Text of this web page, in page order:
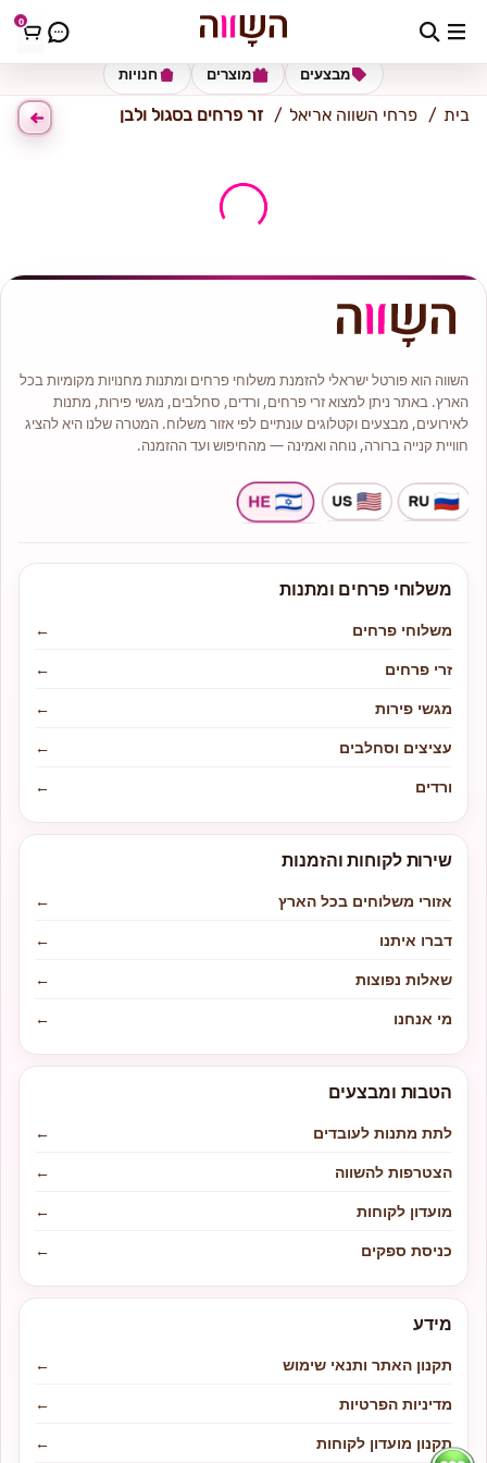
0 כתובת למשלוח הזינו כתובת
חנויות מוצרים מבצעים
בית פרחי השווה אריאל זר פרחים בסגול ולבן
השווה הוא פורטל ישראלי להזמנת משלוחי פרחים ומתנות מחנויות מקומיות בכל
הארץ. באתר ניתן למצוא זרי פרחים, ורדים, סחלבים, מגשי פירות, מתנות
לאירועים, מבצעים וקטלוגים עונתיים לפי אזור משלוח. המטרה שלנו היא להציג
חוויית קנייה ברורה, נוחה ואמינה — מהחיפוש ועד ההזמנה.
משלוחי פרחים ומתנות
משלוחי פרחים
←
זרי פרחים
←
מגשי פירות
←
עציצים וסחלבים
←
ורדים
←
שירות לקוחות והזמנות
אזורי משלוחים בכל הארץ
←
דברו איתנו
←
שאלות נפוצות
←
מי אנחנו
←
הטבות ומבצעים
לתת מתנות לעובדים
←
הצטרפות להשווה
←
מועדון לקוחות
←
כניסת ספקים
←
מידע
תקנון האתר ותנאי שימוש
←
מדיניות הפרטיות
←
תקנון מועדון לקוחות
←